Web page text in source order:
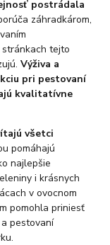
postrádala
záhradkárom,
tejto
Výživa a
pri pestovaní
kvalitatívne
všetci
pomáhajú
najlepšie
i krásnych
v ovocnom
pomohla priniesť
pestovaní